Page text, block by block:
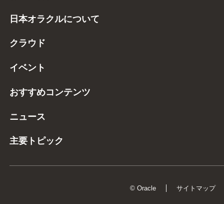
日本オラクルについて
クラウド
イベント
おすすめコンテンツ
ニュース
主要トピック
© Oracle サイトマップ